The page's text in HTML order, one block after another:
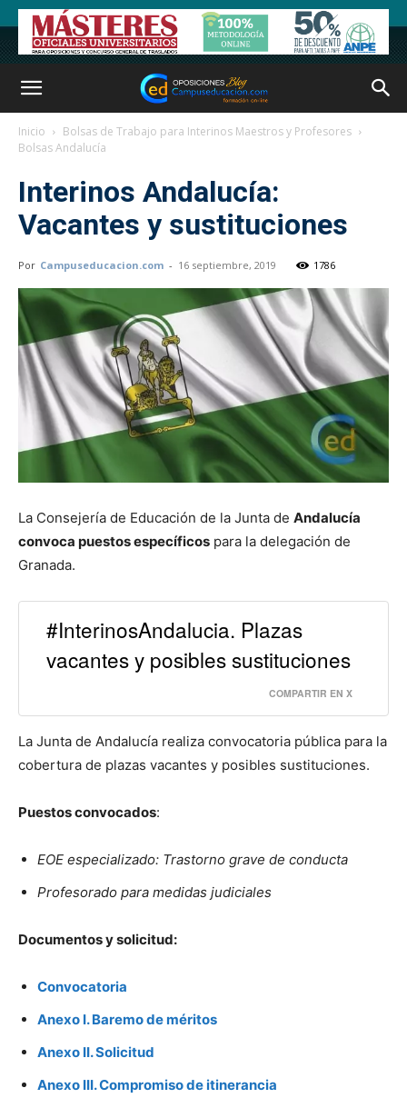
Inicio
Bolsas de Trabajo para Interinos Maestros y Profesores
Bolsas Andalucía
Interinos Andalucía:
Vacantes y sustituciones
Por Campuseducacion.com - 16 septiembre, 2019 1786
La Consejería de Educación de la Junta de Andalucía
convoca puestos específicos para la delegación de
Granada.
#InterinosAndalucia. Plazas
vacantes y posibles sustituciones
COMPARTIR EN X
La Junta de Andalucía realiza convocatoria pública para la
cobertura de plazas vacantes y posibles sustituciones.
Puestos convocados:
EOE especializado: Trastorno grave de conducta
Profesorado para medidas judiciales
Documentos y solicitud:
Convocatoria
Anexo I. Baremo de méritos
Anexo II. Solicitud
Anexo III. Compromiso de itinerancia